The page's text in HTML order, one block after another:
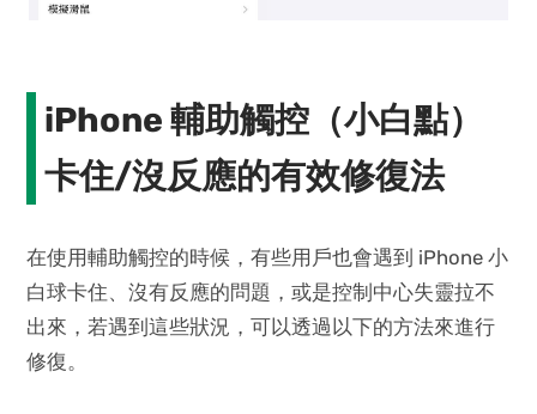
iPhone 輔助觸控（小白點）
卡住/沒反應的有效修復法
在使用輔助觸控的時候，有些用戶也會遇到 iPhone 小
白球卡住、沒有反應的問題，或是控制中心失靈拉不
出來，若遇到這些狀況，可以透過以下的方法來進行
修復。